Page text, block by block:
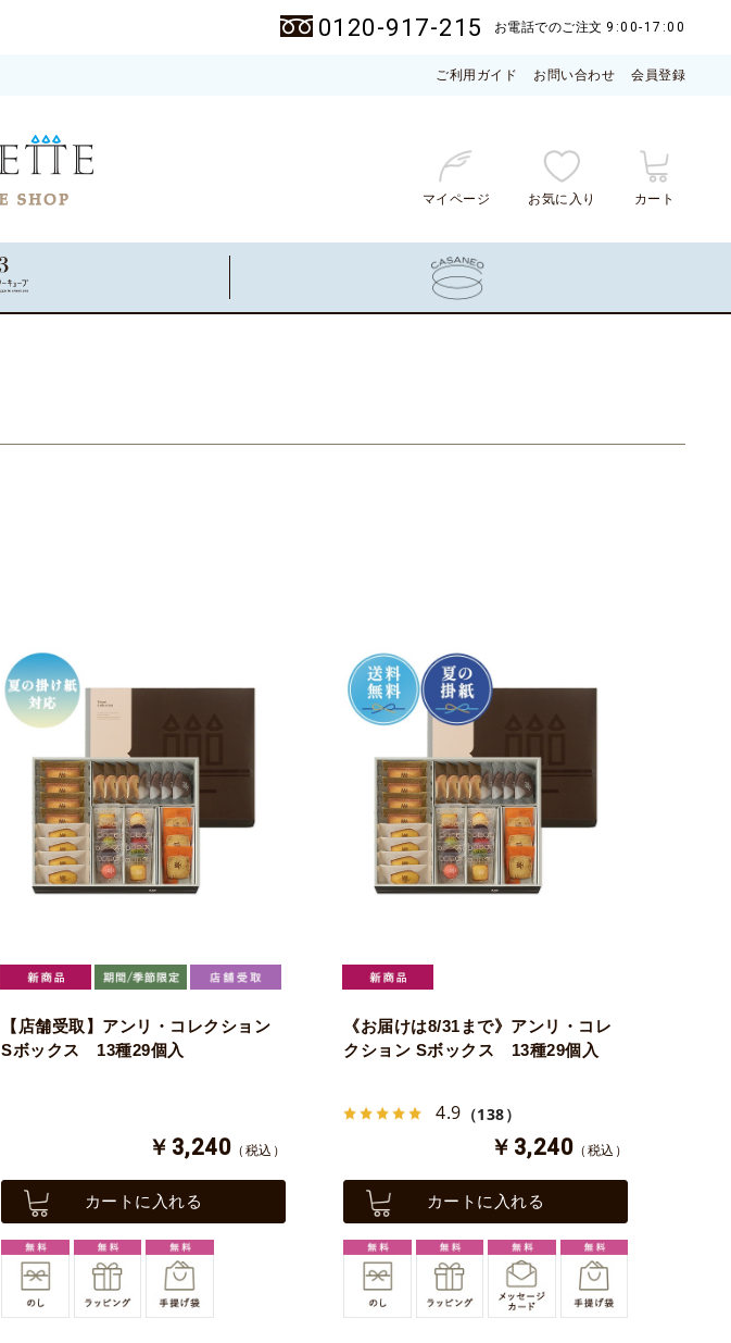
0120-917-215 お電話でのご注文 9:00-17:00
ご利用ガイド お問い合わせ 会員登録
マイページ お気に入り カート
【店舗受取】アンリ・コレクション
Sボックス 13種29個入
￥3,240 （税込）
カートに入れる
《お届けは8/31まで》アンリ・コレ
クション Sボックス 13種29個入
4.9 （138）
￥3,240 （税込）
カートに入れる